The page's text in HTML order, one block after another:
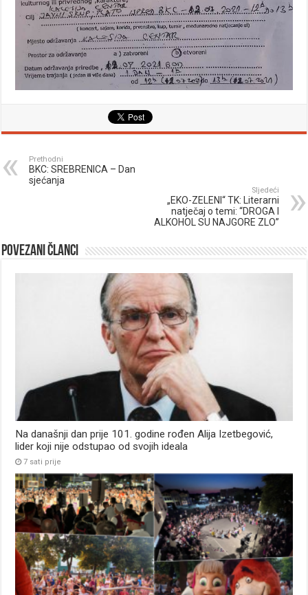
Prethodni
BKC: SREBRENICA – Dan
sjećanja
Sljedeći
„EKO-ZELENI“ TK: Literarni
natječaj o temi: “DROGA I
ALKOHOL SU NAJGORE ZLO”
Povezani članci
Na današnji dan prije 101. godine rođen Alija Izetbegović,
lider koji nije odstupao od svojih ideala
7 sati prije